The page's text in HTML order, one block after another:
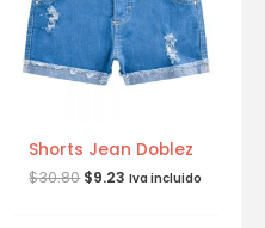
Shorts Jean Doblez
$30.80 $9.23 Iva incluido